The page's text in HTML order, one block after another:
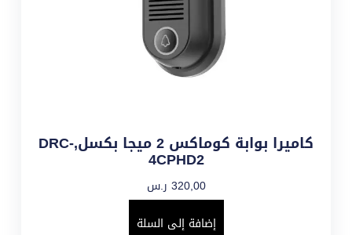
كاميرا بوابة كوماكس 2 ميجا بكسل,DRC-
4CPHD2
320,00 ر.س
إضافة إلى السلة